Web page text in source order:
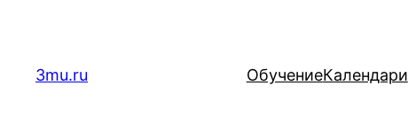
содержимому
3mu.ru ОбучениеКалендари